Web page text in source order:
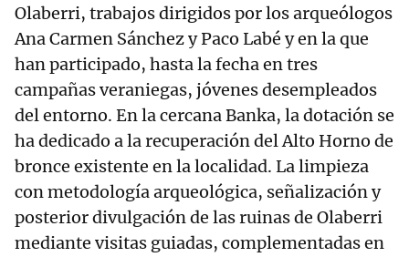
Olaberri, trabajos dirigidos por los arqueólogos
Ana Carmen Sánchez y Paco Labé y en la que
han participado, hasta la fecha en tres
campañas veraniegas, jóvenes desempleados
del entorno. En la cercana Banka, la dotación se
ha dedicado a la recuperación del Alto Horno de
bronce existente en la localidad. La limpieza
con metodología arqueológica, señalización y
posterior divulgación de las ruinas de Olaberri
mediante visitas guiadas, complementadas en